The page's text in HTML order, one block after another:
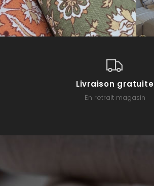
Livraison gratuite
En retrait magasin